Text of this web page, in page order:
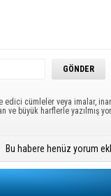
edici cümleler veya imalar,
ve büyük harflerle yazılmış
Bu habere henüz yorum